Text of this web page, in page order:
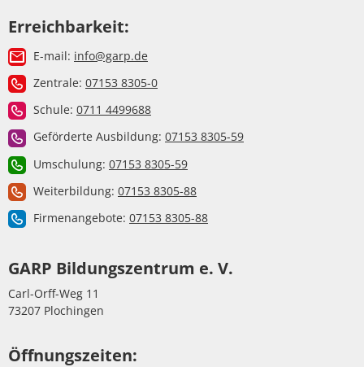
Erreichbarkeit:
E-mail: info@garp.de
Zentrale: 07153 8305-0
Schule: 0711 4499688
Geförderte Ausbildung: 07153 8305-59
Umschulung: 07153 8305-59
Weiterbildung: 07153 8305-88
Firmenangebote: 07153 8305-88
GARP Bildungszentrum e. V.
Carl-Orff-Weg 11
73207 Plochingen
Öffnungszeiten: